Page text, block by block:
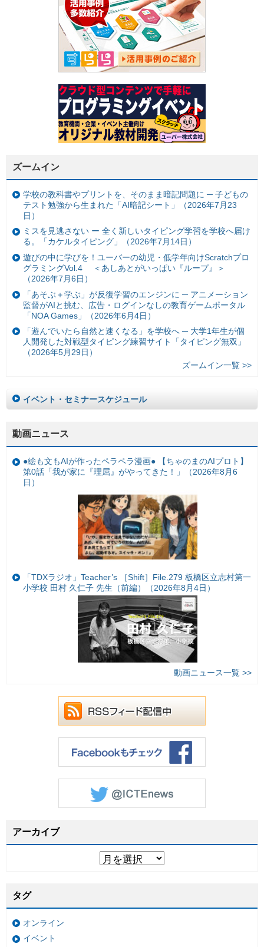
ズームイン
学校の教科書やプリントを、そのまま暗記問題に ─ 子どもの
テスト勉強から生まれた「AI暗記シート」（2026年7月23
日）
ミスを見逃さない ー 全く新しいタイピング学習を学校へ届け
る。「カケルタイピング」（2026年7月14日）
遊びの中に学びを！ユーバーの幼児・低学年向けScratchプロ
グラミングVol.4 ＜あしあとがいっぱい『ループ』＞
（2026年7月6日）
「あそぶ＋学ぶ」が反復学習のエンジンに ─ アニメーション
監督がAIと挑む、広告・ログインなしの教育ゲームポータル
「NOA Games」（2026年6月4日）
「遊んでいたら自然と速くなる」を学校へ ─ 大学1年生が個
人開発した対戦型タイピング練習サイト「タイピング無双」
（2026年5月29日）
ズームイン一覧 >>
イベント・セミナースケジュール
動画ニュース
●絵も文もAIが作ったペラペラ漫画● 【ちゃのまのAIプロト】
第0話「我が家に『理屈』がやってきた！」（2026年8月6
日）
「TDXラジオ」Teacher’s ［Shift］File.279 板橋区立志村第一
小学校 田村 久仁子 先生（前編）（2026年8月4日）
動画ニュース一覧 >>
アーカイブ
タグ
オンライン
イベント